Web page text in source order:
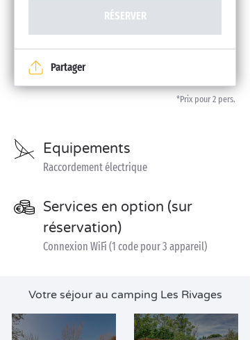
RÉSERVER
*Prix pour 2 pers.
Partager
Equipements
Raccordement électrique
Services en option (sur
réservation)
Connexion WiFi (1 code pour 3 appareil)
Votre séjour au camping Les Rivages